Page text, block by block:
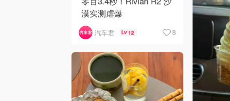
漠实测虐爆
汽车君 12 8